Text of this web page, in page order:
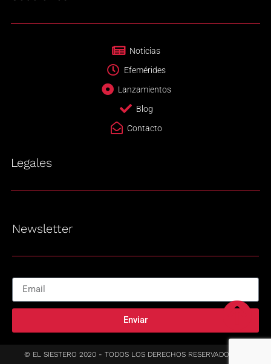
Noticias
Efemérides
Lanzamientos
Blog
Contacto
Legales
Newsletter
Enviar
© EL SIESTERO 2020 - TODOS LOS DERECHOS RESERVADOS